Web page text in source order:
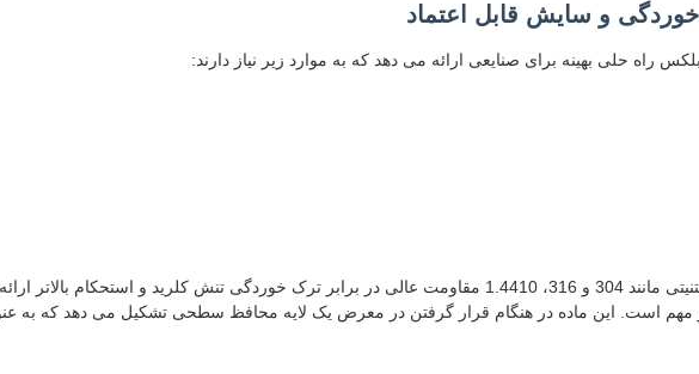
خوردگی و سایش قابل اعتماد
در مقایسه با گریدهای فولاد زنگ نزن آستنیتی مانند 304 و 316، 1.4410 مقاومت عالی در برابر ترک
مهم است. این ماده در هنگام قرار گرفتن در معرض یک لایه محافظ سطحی تشکیل می دهد که به